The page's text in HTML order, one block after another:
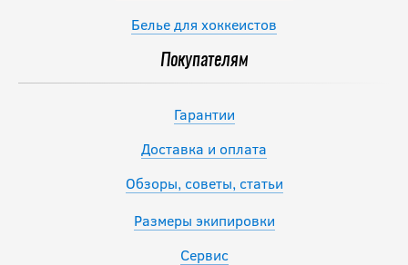
Белье для хоккеистов
Покупателям
Гарантии
Доставка и оплата
Обзоры, советы, статьи
Размеры экипировки
Сервис